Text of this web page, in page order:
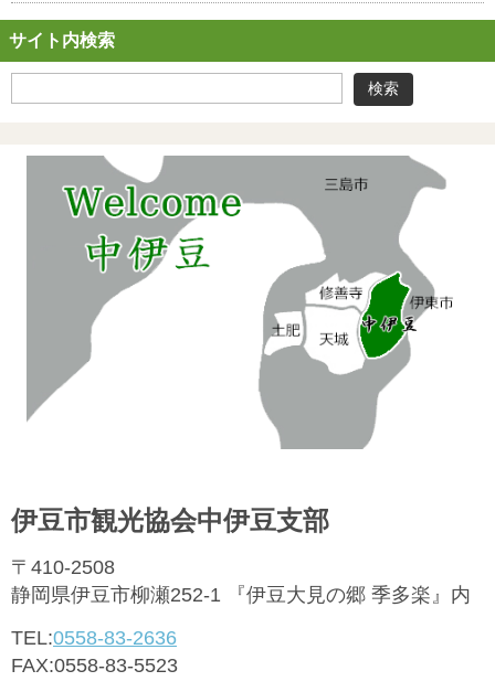
サイト内検索
伊豆市観光協会中伊豆支部
〒410-2508
静岡県伊豆市柳瀬252-1 『伊豆大見の郷 季多楽』内
TEL:0558-83-2636
FAX:0558-83-5523